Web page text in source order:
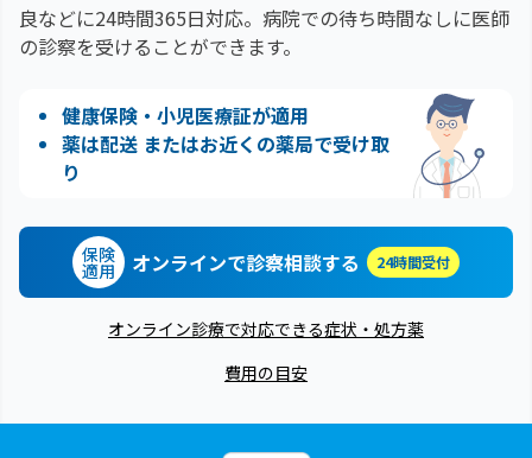
良などに24時間365日対応。 病院での待ち時間なしに医師
の診察を受けることができます。
健康保険・小児医療証が適用
薬は配送 またはお近くの薬局で受け取
り
保険
適用 オンラインで診察相談する 24時間受付
オンライン診療で対応できる症状・処方薬
費用の目安